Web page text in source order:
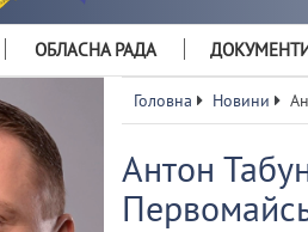
ОБЛАСНА РАДА
Головна Новини
Антон